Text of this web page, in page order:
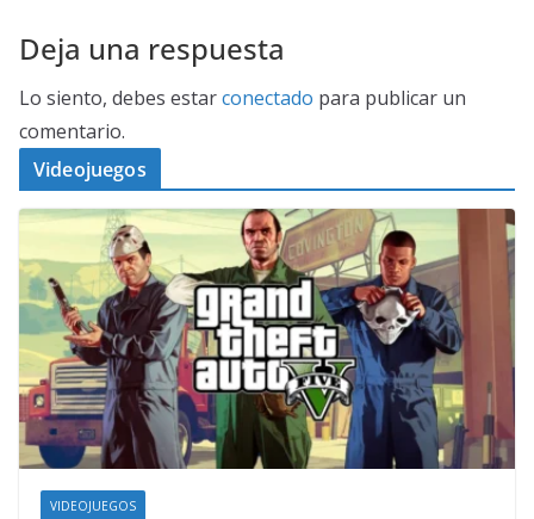
Deja una respuesta
Lo siento, debes estarconectado para publicar un
comentario.
Videojuegos
VIDEOJUEGOS